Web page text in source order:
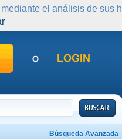
Búsqueda Avanzada
el análisis de sus